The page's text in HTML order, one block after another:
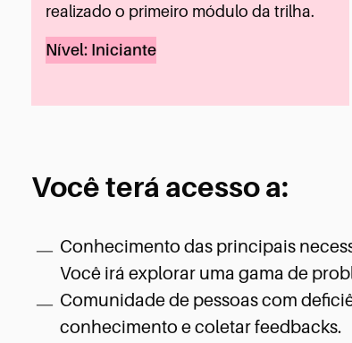
realizado o primeiro módulo da trilha.
Nível: Iniciante
Você terá acesso a:
Conhecimento das principais
Você irá explorar uma gama de
Comunidade de pessoas com
conhecimento e coletar feedbacks.